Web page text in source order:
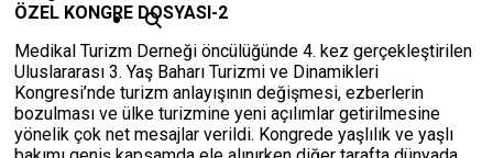
ÖZEL KONGRE DOSYASI-2
Medikal Turizm Derneği öncülüğünde 4. kez gerçekleştirilen
Uluslararası 3. Yaş Baharı Turizmi ve Dinamikleri
Kongresi’nde turizm anlayışının değişmesi, ezberlerin
bozulması ve ülke turizmine yeni açılımlar getirilmesine
yönelik çok net mesajlar verildi. Kongrede yaşlılık ve yaşlı